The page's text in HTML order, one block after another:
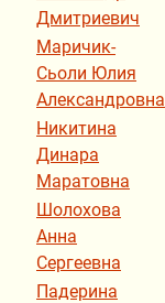
Дмитриевич
Маричик-
Сьоли Юлия
Александровна
Никитина
Динара
Маратовна
Шолохова
Анна
Сергеевна
Падерина